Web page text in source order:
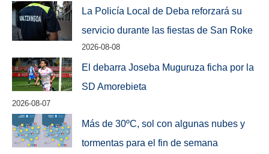
La Policía Local de Deba reforzará su
servicio durante las fiestas de San Roke
2026-08-08
El debarra Joseba Muguruza ficha por la
SD Amorebieta
2026-08-07
Más de 30ºC, sol con algunas nubes y
tormentas para el fin de semana